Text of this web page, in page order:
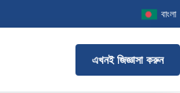
বাংলা
এখনই জিজ্ঞাসা করুন